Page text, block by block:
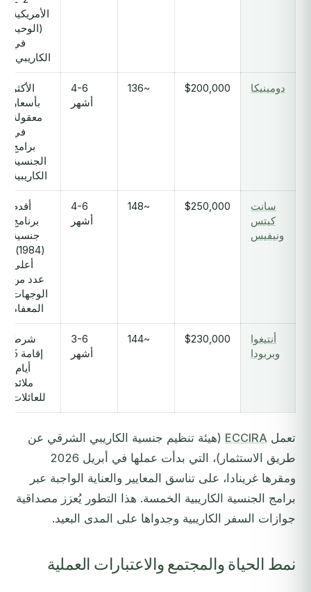
الأمريكية
(الوحيد
في
الكاريبي)
دومينيكا $200,000
~136
4-6
أشهر
الأكثر
بأسعار
معقولة
في
برامج
الجنسية
الكاريبية
سانت
كيتس
ونيفيس
$250,000
~148
4-6
أشهر
أقدم
برنامج
جنسية
(1984)؛
أعلى
عدد من
الوجهات
المعفاة
أنتيغوا
وبربودا
$230,000
~144
3-6
أشهر
شرط
إقامة 5
أيام؛
ملائم
للعائلات
تعمل ECCIRA (هيئة تنظيم جنسية الكاريبي الشرقي عن
طريق الاستثمار)، التي بدأت عملها في أبريل 2026
ومقرها غرينادا، على تناسق المعايير والعناية الواجبة عبر
برامج الجنسية الكاريبية الخمسة. هذا التطور يُعزز مصداقية
جوازات السفر الكاريبية وجدواها على المدى البعيد.
نمط الحياة والمجتمع والاعتبارات العملية